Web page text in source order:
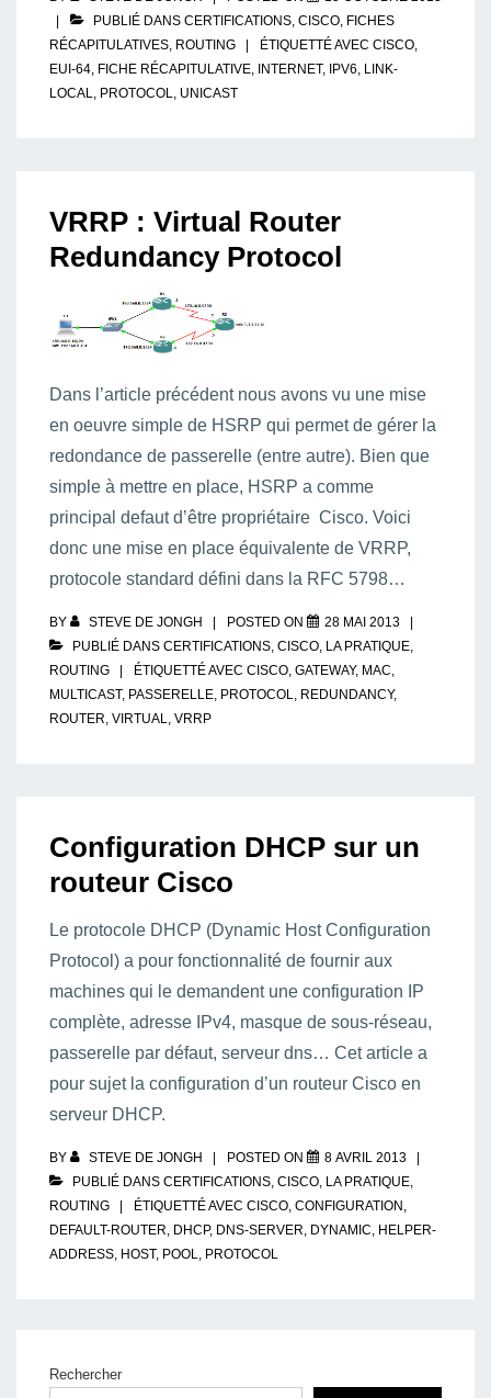
PUBLIÉ DANS CERTIFICATIONS, CISCO, FICHES
RÉCAPITULATIVES, ROUTING ÉTIQUETTÉ AVEC CISCO,
EUI-64, FICHE RÉCAPITULATIVE, INTERNET, IPV6, LINK-
LOCAL, PROTOCOL, UNICAST
VRRP : Virtual Router
Redundancy Protocol
Dans l’article précédent nous avons vu une mise
en oeuvre simple de HSRP qui permet de gérer la
redondance de passerelle (entre autre). Bien que
simple à mettre en place, HSRP a comme
principal defaut d’être propriétaire Cisco. Voici
donc une mise en place équivalente de VRRP,
protocole standard défini dans la RFC 5798…
BY STEVE DE JONGH POSTED ON
28 MAI 2013
PUBLIÉ DANS CERTIFICATIONS, CISCO, LA PRATIQUE,
ROUTING
ÉTIQUETTÉ AVEC CISCO, GATEWAY, MAC,
MULTICAST, PASSERELLE, PROTOCOL, REDUNDANCY,
ROUTER, VIRTUAL, VRRP
Configuration DHCP sur un
routeur Cisco
Le protocole DHCP (Dynamic Host Configuration
Protocol) a pour fonctionnalité de fournir aux
machines qui le demandent une configuration IP
complète, adresse IPv4, masque de sous-réseau,
passerelle par défaut, serveur dns… Cet article a
pour sujet la configuration d’un routeur Cisco en
serveur DHCP.
BY STEVE DE JONGH POSTED ON
8 AVRIL 2013
PUBLIÉ DANS CERTIFICATIONS, CISCO, LA PRATIQUE,
ROUTING
ÉTIQUETTÉ AVEC CISCO, CONFIGURATION ,
DEFAULT-ROUTER, DHCP, DNS-SERVER, DYNAMIC, HELPER-
ADDRESS, HOST, POOL, PROTOCOL
Rechercher